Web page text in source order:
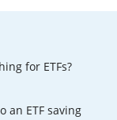
for ETFs?
an ETF saving